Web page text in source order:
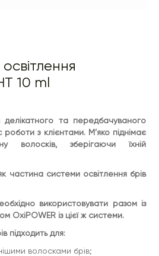
право змінювати формулу та
Detox-Mousse 2.0.
ÉLAN OxiPOWER у
щільним шаром на брови. Час
ватним диском, змоченим
ÉLAN Detox-Mousse 2.0.
не забезпечує ефекту
використовувати у комбінації з
10 ml
та передбачуваного
роботи з клієнтами. М’яко піднімає
волосків, зберігаючи їхній
частина системи освітлення брів
використовувати разом із
OxiPOWER із цієї ж системи.
підходить для:
волосками брів;